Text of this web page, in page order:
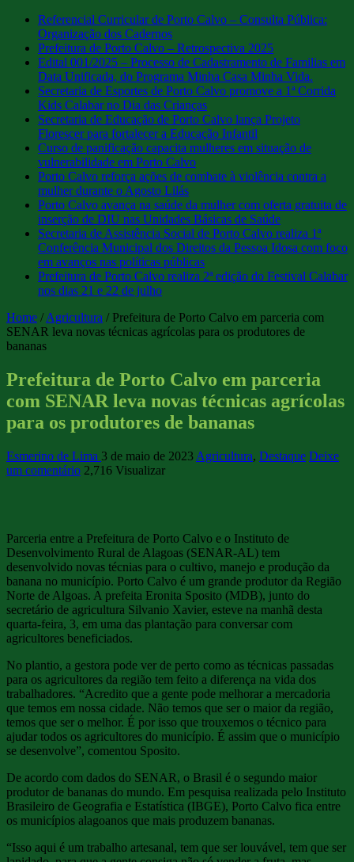
Referencial Curricular de Porto Calvo – Consulta Pública:
Organização dos Cadernos
Prefeitura de Porto Calvo – Retrospectiva 2025
Edital 001/2025 – Processo de Cadastramento de Familias em
Data Unificada, do Programa Minha Casa Minha Vida.
Secretaria de Esportes de Porto Calvo promove a 1ª Corrida
Kids Calabar no Dia das Crianças
Secretaria de Educação de Porto Calvo lança Projeto
Florescer para fortalecer a Educação Infantil
Curso de panificação capacita mulheres em situação de
vulnerabilidade em Porto Calvo
Porto Calvo reforça ações de combate à violência contra a
mulher durante o Agosto Lilás
Porto Calvo avança na saúde da mulher com oferta gratuita de
inserção de DIU nas Unidades Básicas de Saúde
Secretaria de Assistência Social de Porto Calvo realiza 1ª
Conferência Municipal dos Direitos da Pessoa Idosa com foco
em avanços nas políticas públicas
Prefeitura de Porto Calvo realiza 2ª edição do Festival Calabar
nos dias 21 e 22 de julho
Home / Agricultura / Prefeitura de Porto Calvo em parceria com
SENAR leva novas técnicas agrícolas para os produtores de
bananas
Prefeitura de Porto Calvo em parceria
com SENAR leva novas técnicas agrícolas
para os produtores de bananas
Esmerino de Lima 3 de maio de 2023 Agricultura, Destaque Deixe
um comentário 2,716 Visualizar
Parceria entre a Prefeitura de Porto Calvo e o Instituto de
Desenvolvimento Rural de Alagoas (SENAR-AL) tem
desenvolvido novas técnias para o cultivo, manejo e produção da
banana no município. Porto Calvo é um grande produtor da Região
Norte de Algoas. A prefeita Eronita Sposito (MDB), junto do
secretário de agricultura Silvanio Xavier, esteve na manhã desta
quarta-feira, 3, em uma das plantação para conversar com
agricultores beneficiados.
No plantio, a gestora pode ver de perto como as técnicas passadas
para os agricultores da região tem feito a diferença na vida dos
trabalhadores. “Acredito que a gente pode melhorar a mercadoria
que temos em nossa cidade. Não temos que ser o maior da região,
temos que ser o melhor. É por isso que trouxemos o técnico para
ajudar todos os agricultores do município. É assim que o município
se desenvolve”, comentou Sposito.
De acordo com dados do SENAR, o Brasil é o segundo maior
produtor de bananas do mundo. Em pesquisa realizada pelo Instituto
Brasileiro de Geografia e Estatística (IBGE), Porto Calvo fica entre
os municípios alagoanos que mais produzem bananas.
“Isso aqui é um trabalho artesanal, tem que ser louvável, tem que ser